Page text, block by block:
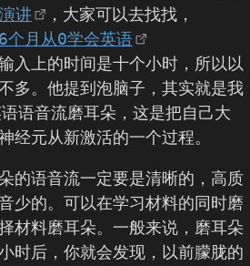
讲
，大家可以去找找，
个月从0学会英语
入上的时间是十个小时，所以以
多。他提到泡脑子，其实就是我
语音流磨耳朵，这是把自己大
经元从新激活的一个过程。
的语音流一定要是清晰的，高质
少的。可以在学习材料的同时磨
材料磨耳朵。一般来说，磨耳朵
时后，你就会发现，以前朦胧的